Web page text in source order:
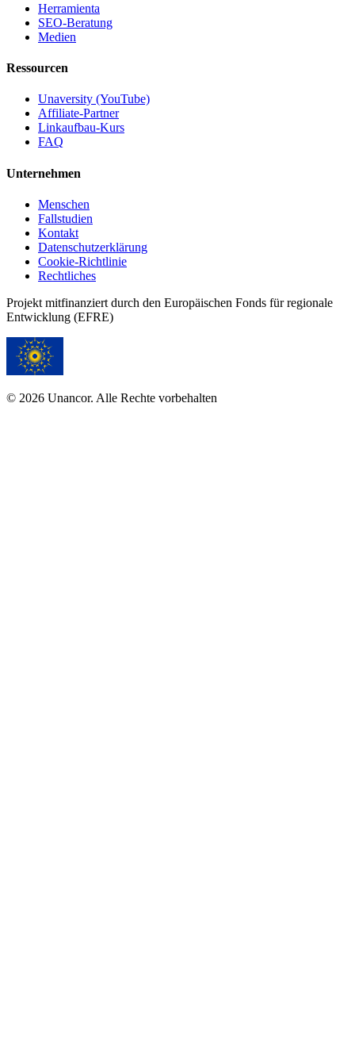
Herramienta
SEO-Beratung
Medien
Ressourcen
Unaversity (YouTube)
Affiliate-Partner
Linkaufbau-Kurs
FAQ
Unternehmen
Menschen
Fallstudien
Kontakt
Datenschutzerklärung
Cookie-Richtlinie
Rechtliches
Projekt mitfinanziert durch den Europäischen Fonds für regionale
Entwicklung (EFRE)
© 2026 Unancor. Alle Rechte vorbehalten